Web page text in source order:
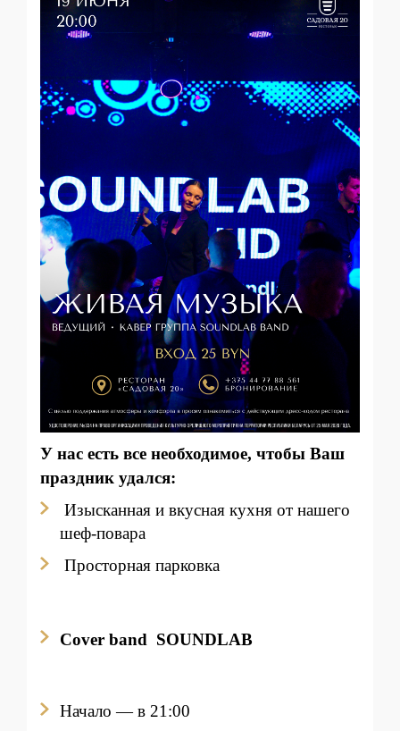
У нас есть все необходимое, чтобы Ваш
праздник удался:
Изысканная и вкусная кухня от нашего
шеф-повара
Просторная парковка
Cover band SOUNDLAB
Начало — в 21:00